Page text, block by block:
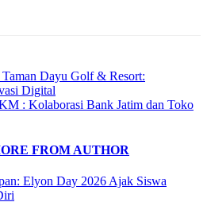
Dayu Golf & Resort:
Digital
: Kolaborasi Bank Jatim dan Toko
FROM AUTHOR